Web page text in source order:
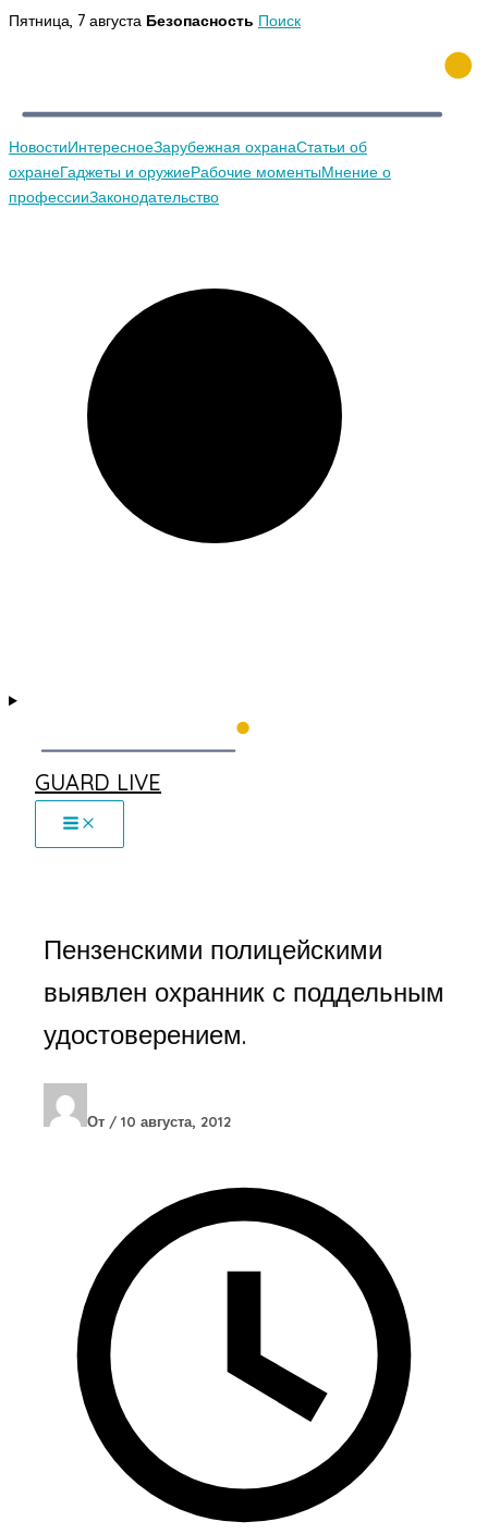
Перейти
Пятница, 7 августа Безопасность Поиск
НовостиИнтересноеЗарубежная охранаСтатьи об
охранеГаджеты и оружиеРабочие моментыМнение о
профессииЗаконодательство
GUARD LIVE
Пензенскими полицейскими
выявлен охранник с поддельным
удостоверением.
От / 10 августа, 2012